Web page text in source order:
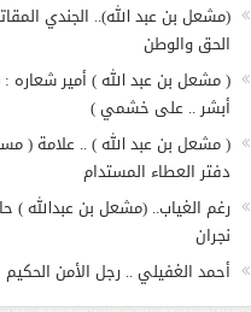
(مشعل بن عبد الله).. الجندي
الحق والوطن
( مشعل بن عبد الله ) أمير شعاره
أبشر .. على خشمي )
( مشعل بن عبد الله ) .. علامة (
دفتر العطاء المستدام
رغم الغياب.. (مشعل بن عبدالله )
نجران
أحمد الغفيلي .. رجل الأمن الحكيم